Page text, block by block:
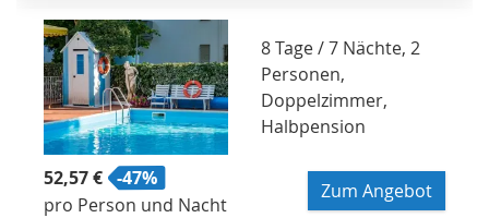
8 Tage / 7 Nächte, 2
Personen,
Doppelzimmer,
Halbpension
52,57 € -47%
pro Person und Nacht
Zum Angebot